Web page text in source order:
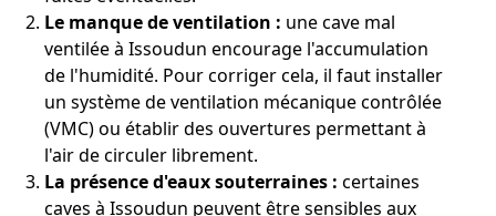
Le manque de ventilation : une cave mal
ventilée à Issoudun encourage l'accumulation
de l'humidité. Pour corriger cela, il faut installer
un système de ventilation mécanique contrôlée
(VMC) ou établir des ouvertures permettant à
l'air de circuler librement.
La présence d'eaux souterraines : certaines
caves à Issoudun peuvent être sensibles aux